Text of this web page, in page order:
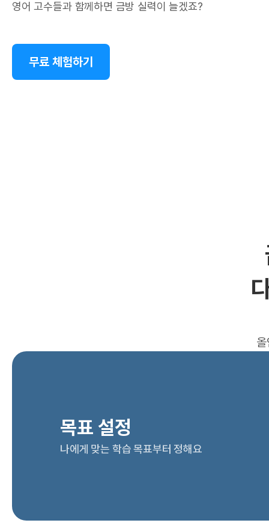
영어 고수들과 함께하면 금방 실력이 늘겠죠?
무료 체험하기
목표 설정
나에게 맞는 학습 목표부터 정해요